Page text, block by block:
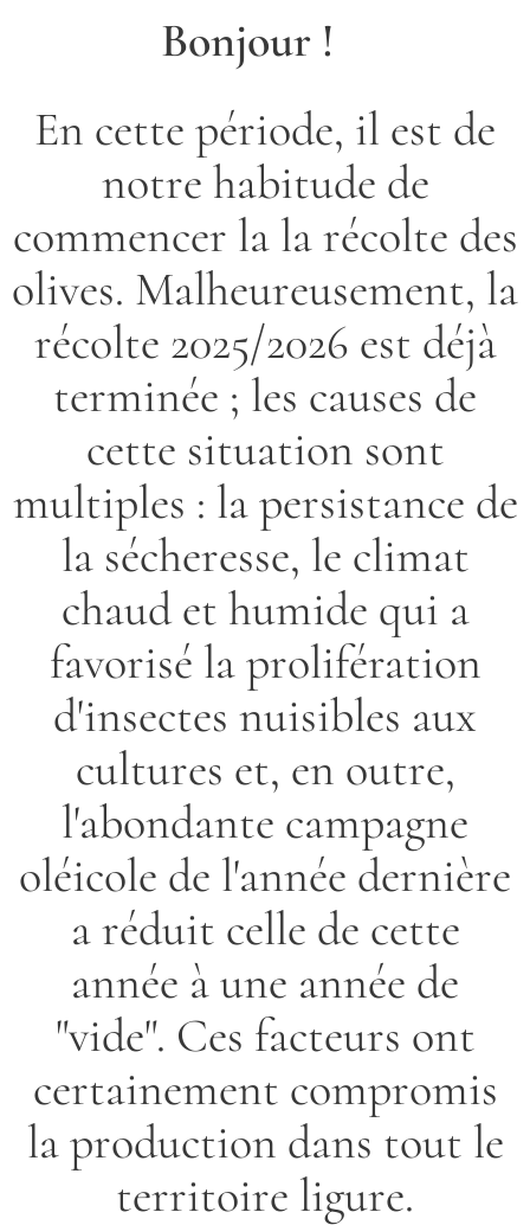
Bonjour !
En cette période, il est de
notre habitude de
commencer la la récolte des
olives. Malheureusement, la
récolte 2025/2026 est déjà
terminée ; les causes de
cette situation sont
multiples : la persistance de
la sécheresse, le climat
chaud et humide qui a
favorisé la prolifération
d'insectes nuisibles aux
cultures et, en outre,
l'abondante campagne
oléicole de l'année dernière
a réduit celle de cette
année à une année de
"vide". Ces facteurs ont
certainement compromis
la production dans tout le
territoire ligure.